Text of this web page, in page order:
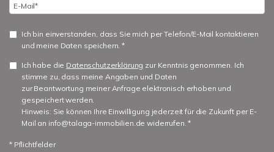
Ich bin einverstanden, dass Sie mich per Telefon/E-Mail kontaktieren
und meine Daten speichern. *
Ich habe die Datenschutzerklärung zur Kenntnis genommen. Ich
stimme zu, dass meine Angaben und Daten
zur Beantwortung meiner Anfrage elektronisch erhoben und
gespeichert werden.
Hinweis: Sie können Ihre Einwilligung jederzeit für die Zukunft per E-
Mail an info@talaga-immobilien.de widerrufen. *
* Pflichtfelder